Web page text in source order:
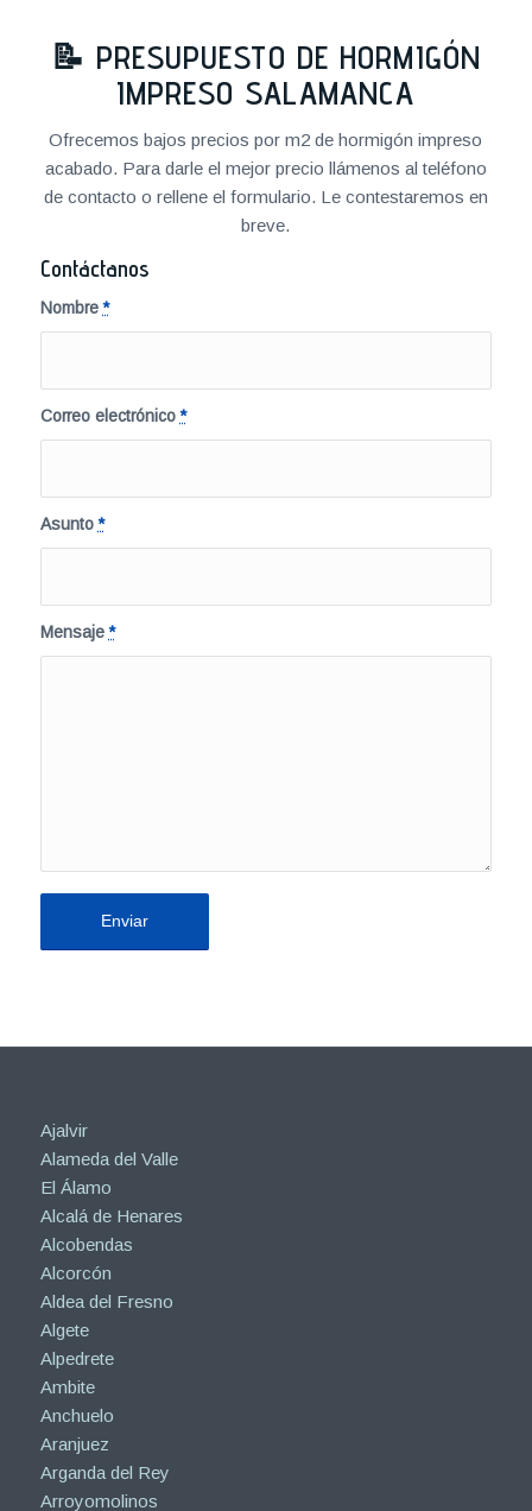
📝 PRESUPUESTO DE HORMIGÓN
IMPRESO SALAMANCA
Ofrecemos bajos precios por m2 de hormigón impreso
acabado. Para darle el mejor precio llámenos al teléfono
de contacto o rellene el formulario. Le contestaremos en
breve.
Contáctanos
Nombre*
Correo electrónico*
Asunto*
Mensaje*
Ajalvir
Alameda del Valle
El Álamo
Alcalá de Henares
Alcobendas
Alcorcón
Aldea del Fresno
Algete
Alpedrete
Ambite
Anchuelo
Aranjuez
Arganda del Rey
Arroyomolinos